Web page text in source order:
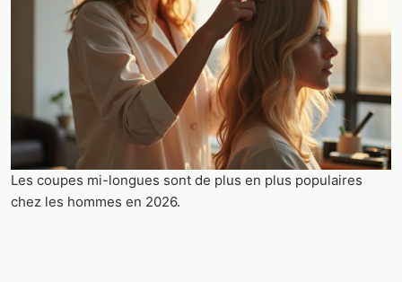
Les coupes mi-longues sont de plus en plus populaires
chez les hommes en 2026.